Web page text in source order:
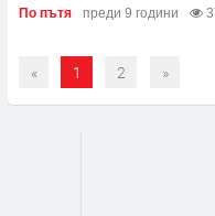
По пътя преди 9 години
« 1 2 »